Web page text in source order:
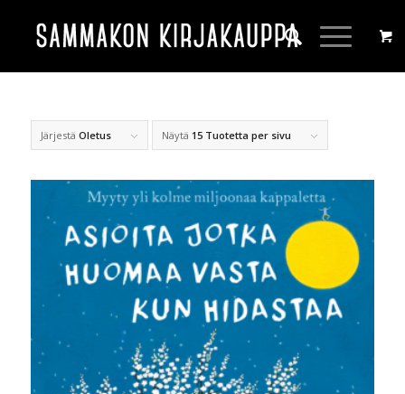
Järjestä Oletus Näytä 15 Tuotetta per sivu